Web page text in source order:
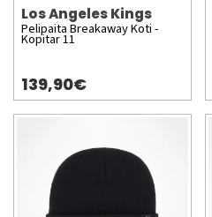
Los Angeles Kings
Pelipaita Breakaway Koti -
Kopitar 11
139,90€